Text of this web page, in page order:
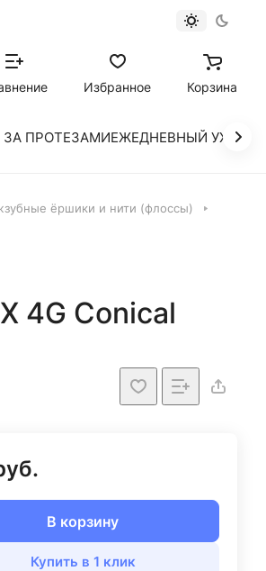
Избранное Корзина
ЗА ПРОТЕЗАМИЕЖЕДНЕВНЫЙ УХОД
ёршики и нити (флоссы)
4G Conical
В корзину
Купить в 1 клик